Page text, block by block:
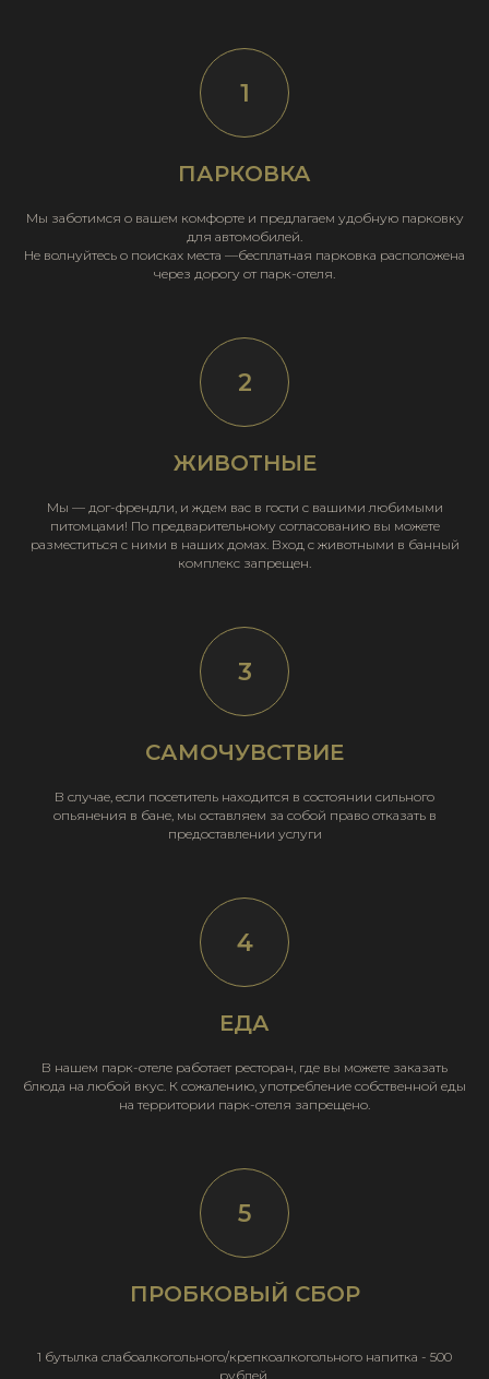
ПАРКОВКА
Мы заботимся о вашем комфорте и предлагаем удобную парковку
для автомобилей.
Не волнуйтесь о поисках места —бесплатная парковка расположена
через дорогу от парк-отеля.
ЖИВОТНЫЕ
Мы — дог-френдли, и ждем вас в гости с вашими любимыми
питомцами! По предварительному согласованию вы можете
разместиться с ними в наших домах. Вход с животными в банный
комплекс запрещен.
САМОЧУВСТВИЕ
В случае, если посетитель находится в состоянии сильного
опьянения в бане, мы оставляем за собой право отказать в
предоставлении услуги
ЕДА
В нашем парк-отеле работает ресторан, где вы можете заказать
блюда на любой вкус. К сожалению, употребление собственной еды
на территории парк-отеля запрещено.
ПРОБКОВЫЙ СБОР
1 бутылка слабоалкогольного/крепкоалкогольного напитка - 500
рублей.